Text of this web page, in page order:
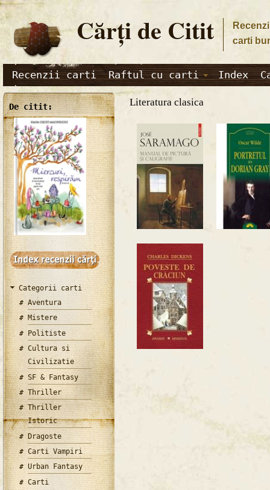
Cărţi de Citit
carti
Recenzii carti Raftul cu carti Index
De citit:
Categorii carti
Aventura
Mistere
Politiste
Cultura si
Civilizatie
SF & Fantasy
Thriller
Thriller
Istoric
Dragoste
Carti Vampiri
Urban Fantasy
Carti
Literatura clasica